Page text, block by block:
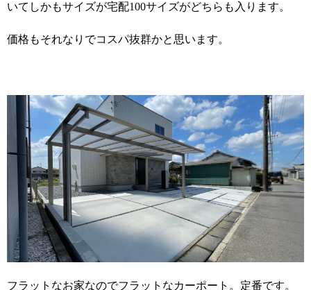
いてしかもサイズが宅配100サイズがどちらも入ります。
価格もそれなりでコスパ抜群かと思います。
フラットなお家なのでフラットなカーポート。定番です。